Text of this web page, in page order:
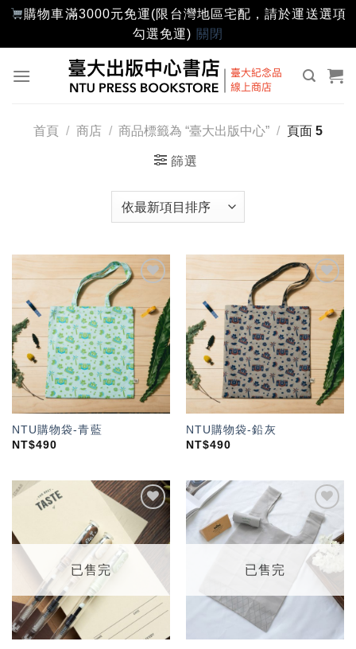
購物車滿3000元免運(限台灣地區宅配，請於運送選項
勾選免運) 關閉
首頁 / 商店 / 商品標籤為 “臺大出版中心” / 頁面 5
篩選
「願
望輕
單」
NTU購物袋-青藍
NT$490
望輕
單」
NTU購物袋-鉛灰
NT$490
加入
「願
望輕
單」
已售完
加入
「願
望輕
單」
已售完